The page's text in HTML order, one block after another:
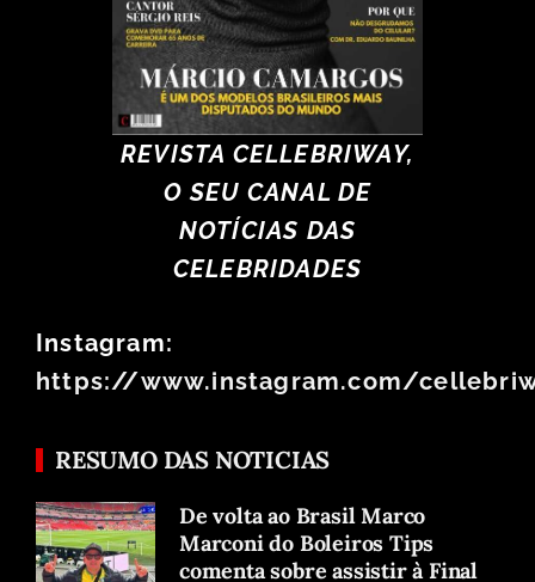
REVISTA CELLEBRIWAY,
O SEU CANAL DE
NOTÍCIAS DAS
CELEBRIDADES
Instagram:
https://www.instagram.com/
RESUMO DAS NOTICIAS
De volta ao Brasil Marco
Marconi do Boleiros Tips
comenta sobre assistir à Final